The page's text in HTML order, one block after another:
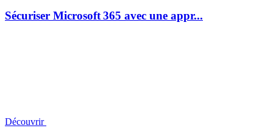
Sécuriser Microsoft 365 avec une appr...
Découvrir